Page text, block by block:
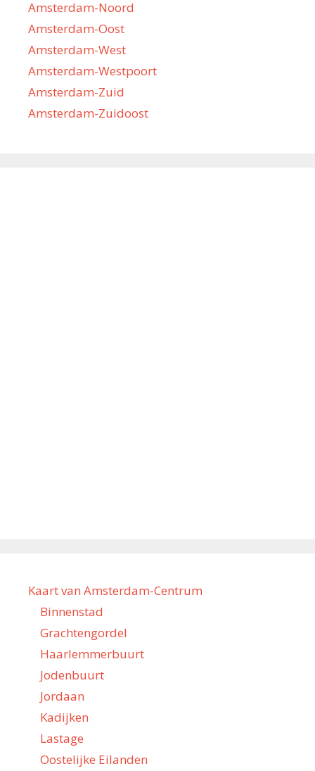
Amsterdam-Noord
Amsterdam-Oost
Amsterdam-West
Amsterdam-Westpoort
Amsterdam-Zuid
Amsterdam-Zuidoost
Kaart van Amsterdam-Centrum
Binnenstad
Grachtengordel
Haarlemmerbuurt
Jodenbuurt
Jordaan
Kadijken
Lastage
Oostelijke Eilanden